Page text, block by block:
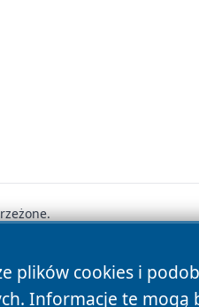
plików cookies i
Informacje te
Cookies